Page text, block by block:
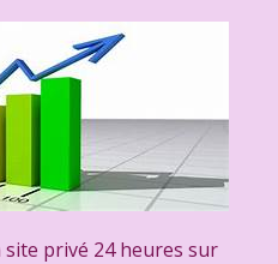
site privé 24 heures sur